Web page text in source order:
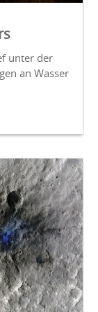
unter der
an Wasser